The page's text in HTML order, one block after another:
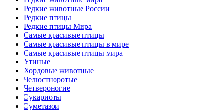
Редкие животные России
Редкие птицы
Редкие птицы Мира
Самые красивые птицы
Самые красивые птицы в мире
Самые красивые птицы мира
Утиные
Хордовые животные
Челюстноротые
Четвероногие
Эукариоты
Эуметазои